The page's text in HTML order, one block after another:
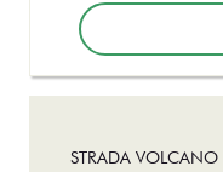
STRADA